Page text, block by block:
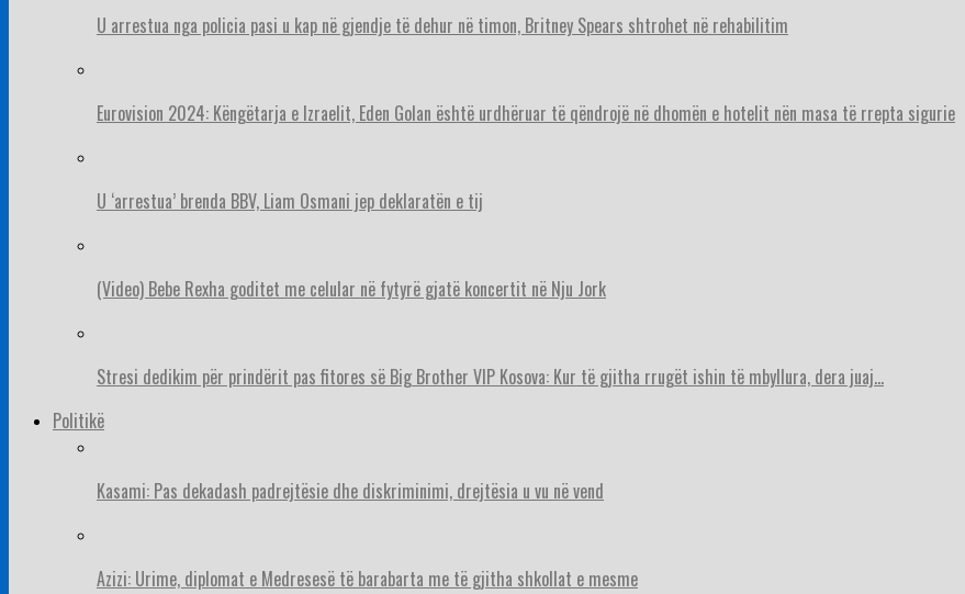
U arrestua nga policia pasi u kap në gjendje të dehur në timon, Britney Spears shtrohet në rehabilitim
Eurovision 2024: Këngëtarja e Izraelit, Eden Golan është urdhëruar të qëndrojë në dhomën e hotelit nën masa të rrepta sigurie
U ‘arrestua’ brenda BBV, Liam Osmani jep deklaratën e tij
(Video) Bebe Rexha goditet me celular në fytyrë gjatë koncertit në Nju Jork
Stresi dedikim për prindërit pas fitores së Big Brother VIP Kosova: Kur të gjitha rrugët ishin të mbyllura, dera juaj…
Politikë
Kasami: Pas dekadash padrejtësie dhe diskriminimi, drejtësia u vu në vend
Azizi: Urime, diplomat e Medresesë të barabarta me të gjitha shkollat e mesme